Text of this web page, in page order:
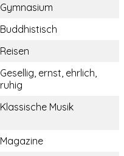
Gymnasium
Buddhistisch
Reisen
Gesellig, ernst, ehrlich,
ruhig
Klassische Musik
Magazine